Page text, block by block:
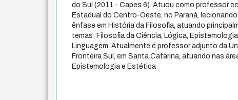
do Sul (2011 - Capes 6). Atuou como professor
Estadual do Centro-Oeste, no Paraná,
ênfase em História da Filosofia, atuando
temas: Filosofia da Ciência, Lógica,
Linguagem. Atualmente é professor adjunto da
Fronteira Sul, em Santa Catarina, atuando nas
Epistemologia e Estética